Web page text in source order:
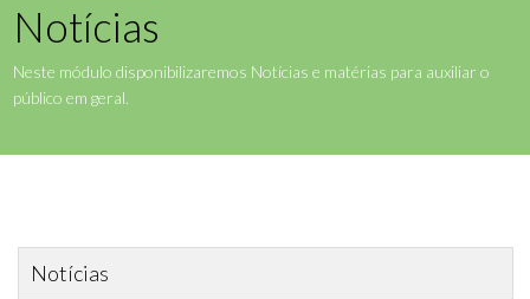
Notícias
Neste módulo disponibilizaremos Notícias e matérias para auxiliar o
público em geral.
Notícias